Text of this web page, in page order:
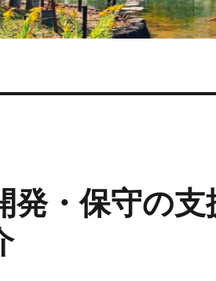
発・保守の